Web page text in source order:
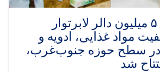
به هزینه نزدیک به ۵ میلیون دالر لابرتوار
مواد غذایی، ادویه و
سطح حوزه جنوب‌غرب،
شد